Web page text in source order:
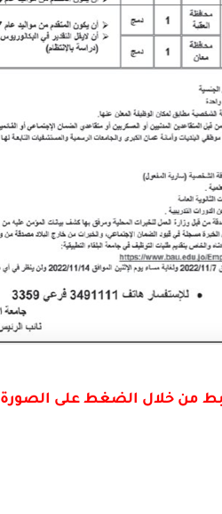
من خلال الضغط على الصورة